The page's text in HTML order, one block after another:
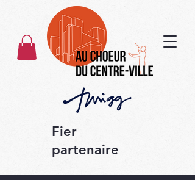
Fier
partenaire